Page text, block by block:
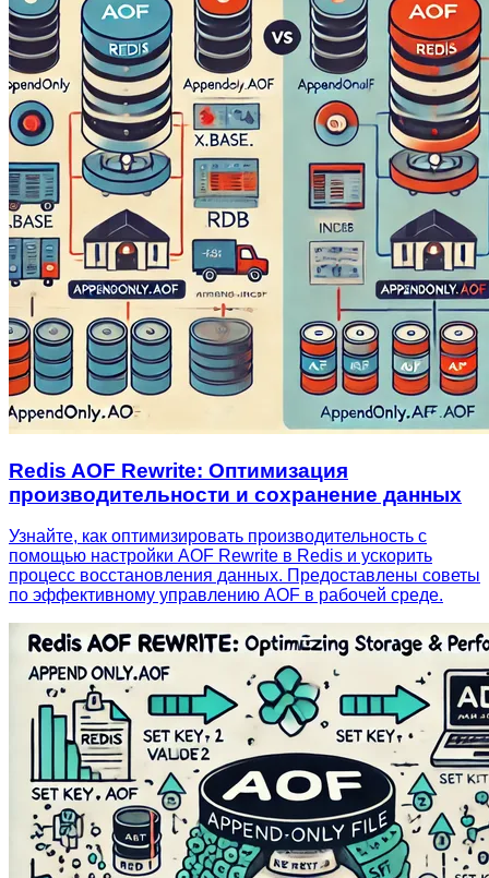
Redis AOF Rewrite: Оптимизация
производительности и сохранение данных
Узнайте, как оптимизировать производительность с
помощью настройки AOF Rewrite в Redis и ускорить
процесс восстановления данных. Предоставлены советы
по эффективному управлению AOF в рабочей среде.